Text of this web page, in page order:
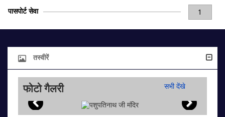
1
पासपोर्ट सेवा
तस्वीरें
फोटो गैलरी सभी देंखे